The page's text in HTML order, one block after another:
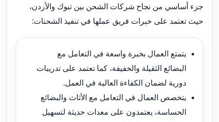
جزء أساسي من نجاح شركات الشحن بين تبوك والأردن،
حيث تعتمد على خبرات فريق عملها في تنفيذ الشحنات:
يتمتع العمال بخبرة واسعة في التعامل مع
البضائع الثقيلة والخفيفة، كما تعتمد على تدريبات
دورية لضمان الكفاءة العالية في العمل.
يتخصص العمال في التعامل مع الأثاث والبضائع
الحساسة، يعتمدون على معدات حديثة لتسهيل